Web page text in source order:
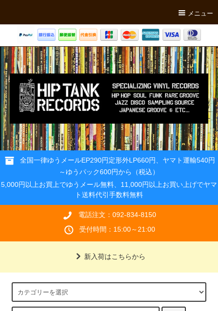
メニュー
全国一律ゆうメールEP290円定形外LP660円、ヤマト運輸540円
～ゆうパック600円から（税込）
5,000円以上お買上でゆうメール無料、11,000円以上お買い上げでヤマ
ト送料代引手数料無料
電話注文：092-834-8150
受付時間：15:00～21:00
新入荷はこちらから